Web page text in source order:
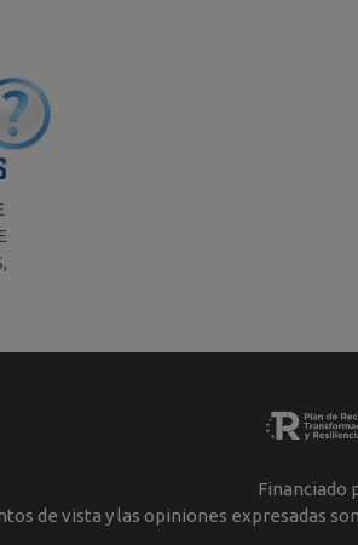
Financiado
de vista y las opiniones expresadas